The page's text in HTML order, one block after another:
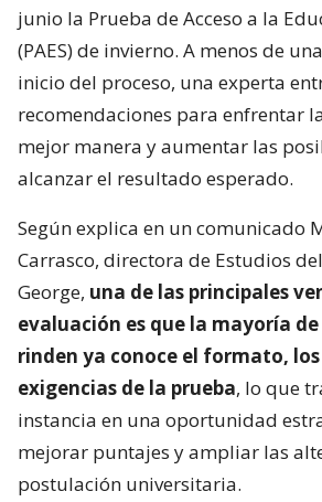
junio la Prueba de Acceso a la
(PAES) de invierno. A menos de
inicio del proceso, una experta
recomendaciones para enfrentar
mejor manera y aumentar las
alcanzar el resultado esperado.
Según explica en un comunicado
Carrasco, directora de Estudios
George, una de las principales
evaluación es que la mayoría
rinden ya conoce el formato,
exigencias de la prueba, lo que
instancia en una oportunidad
mejorar puntajes y ampliar las
postulación universitaria.